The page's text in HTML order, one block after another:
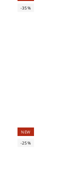
-35%
NEW
-25%